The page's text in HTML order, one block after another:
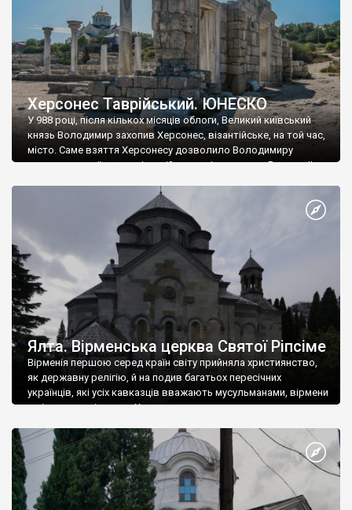
Херсонес Таврійський. ЮНЕСКО
У 988 році, після кількох місяців облоги, Великий київський
князь Володимир захопив Херсонес, візантійське, на той час,
місто. Саме взяття Херсонесу дозволило Володимиру
диктувати свої умови візантійському імператору Василю ІІ, та
Херсонесі Володимир-язичник, став Василем-християнином.
А потім було Хрещення Русі. На честь Херсонесу Таврійського
Ялта. Вірменська церква Святої Ріпсіме
Вірменія першою серед країн світу прийняла християнство,
як державну релігію, й на подив багатьох пересічних
українців, які усіх кавказців вважають мусульманами, вірмени
є відданими вірянами Христа